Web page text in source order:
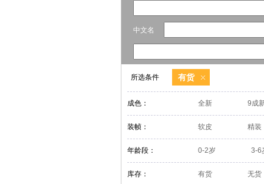
中文名
所选条件 有货
成色： 全新 9成
装帧： 软皮 精装
年龄段： 0-2岁 3-6
库存： 有货 无货